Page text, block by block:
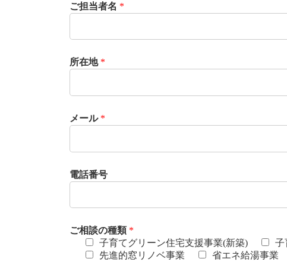
ご担当者名 *
所在地 *
メール *
電話番号
ご相談の種類 *
子育てグリーン住宅支援事業(新築)
子
先進的窓リノベ事業
省エネ給湯事業